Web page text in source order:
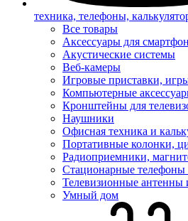
техника, телефоны,
Все товары
Аксессуары для
Акустические системы
Веб-камеры
Игровые приставки,
Компьютерные
Кронштейны для
Наушники
Офисная техника и
Портативные колонки,
Радиоприемники,
Стационарные телефоны
Телевизионные антенны
Умный дом